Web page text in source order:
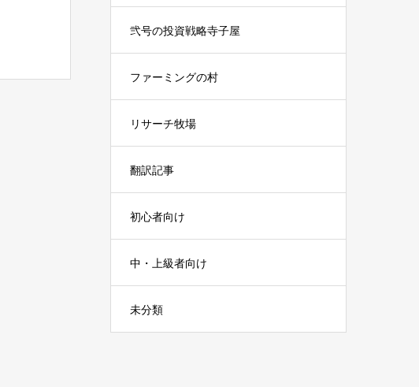
弐号の投資戦略寺子屋
ファーミングの村
リサーチ牧場
翻訳記事
初心者向け
中・上級者向け
未分類